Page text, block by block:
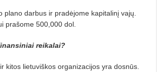
plano darbus ir pradėjome kapitalinį vajų.
prašome 500,000 dol.
reikalai?
kitos lietuviškos organizacijos yra dosnūs.